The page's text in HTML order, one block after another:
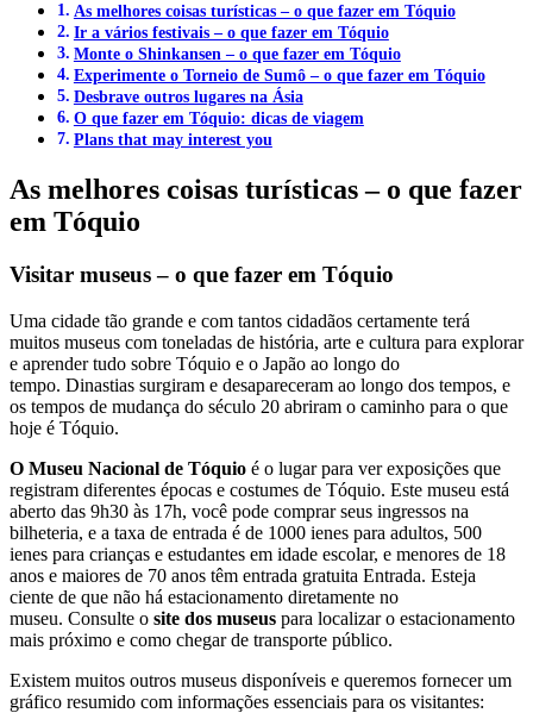
As melhores coisas turísticas – o que fazer em Tóquio
Ir a vários festivais – o que fazer em Tóquio
Monte o Shinkansen – o que fazer em Tóquio
Experimente o Torneio de Sumô – o que fazer em Tóquio
Desbrave outros lugares na Ásia
O que fazer em Tóquio: dicas de viagem
Plans that may interest you
As melhores coisas turísticas – o que fazer
em Tóquio
Visitar museus – o que fazer em Tóquio
Uma cidade tão grande e com tantos cidadãos certamente terá
muitos museus com toneladas de história, arte e cultura para explorar
e aprender tudo sobre Tóquio e o Japão ao longo do
tempo. Dinastias surgiram e desapareceram ao longo dos tempos, e
os tempos de mudança do século 20 abriram o caminho para o que
hoje é Tóquio.
O Museu Nacional de Tóquio é o lugar para ver exposições que
registram diferentes épocas e costumes de Tóquio. Este museu está
aberto das 9h30 às 17h, você pode comprar seus ingressos na
bilheteria, e a taxa de entrada é de 1000 ienes para adultos, 500
ienes para crianças e estudantes em idade escolar, e menores de 18
anos e maiores de 70 anos têm entrada gratuita Entrada. Esteja
ciente de que não há estacionamento diretamente no
museu. Consulte o site dos museus para localizar o estacionamento
mais próximo e como chegar de transporte público.
Existem muitos outros museus disponíveis e queremos fornecer um
gráfico resumido com informações essenciais para os visitantes: